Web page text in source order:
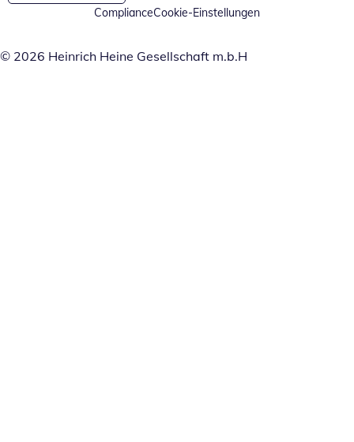
ComplianceCookie-Einstellungen
© 2026 Heinrich Heine Gesellschaft m.b.H